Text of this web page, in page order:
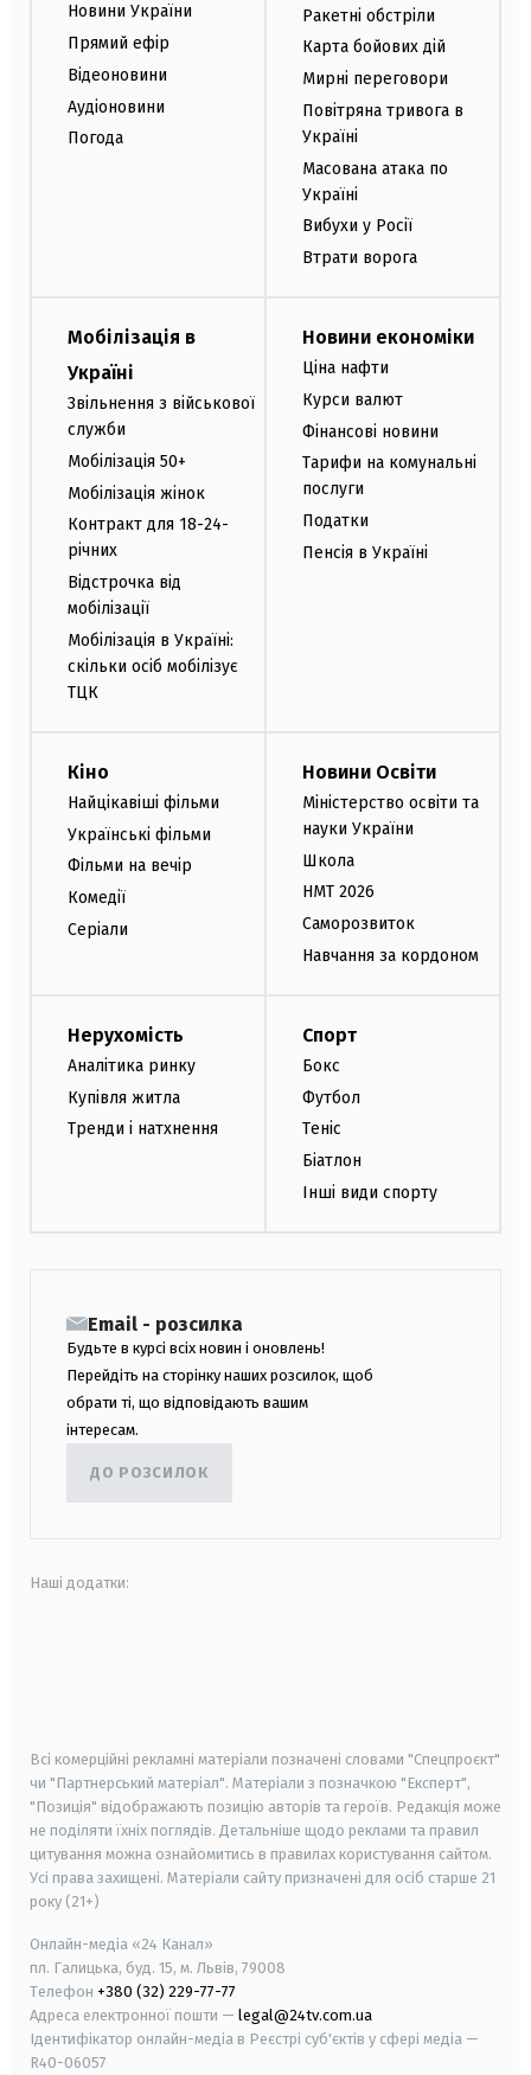
Новини України
Прямий ефір
Відеоновини
Аудіоновини
Погода
Ракетні обстріли
Карта бойових дій
Мирні переговори
Повітряна тривога в
Україні
Масована атака по
Україні
Вибухи у Росії
Втрати ворога
Мобілізація в
Україні
Звільнення з військової
служби
Мобілізація 50+
Мобілізація жінок
Контракт для 18-24-
річних
Відстрочка від
мобілізації
Мобілізація в Україні:
скільки осіб мобілізує
ТЦК
Новини економіки
Ціна нафти
Курси валют
Фінансові новини
Тарифи на комунальні
послуги
Податки
Пенсія в Україні
Кіно
Найцікавіші фільми
Українські фільми
Фільми на вечір
Комедії
Серіали
Новини Освіти
Міністерство освіти та
науки України
Школа
НМТ 2026
Саморозвиток
Навчання за кордоном
Нерухомість
Аналітика ринку
Купівля житла
Тренди і натхнення
Спорт
Бокс
Футбол
Теніс
Біатлон
Інші види спорту
Email - розсилка
Будьте в курсі всіх новин і оновлень!
Перейдіть на сторінку наших розсилок, щоб
обрати ті, що відповідають вашим
інтересам.
ДО РОЗСИЛОК
Наші додатки:
Всі комерційні рекламні матеріали позначені словами "Спецпроєкт"
чи "Партнерський матеріал". Матеріали з позначкою "Експерт",
"Позиція" відображають позицію авторів та героїв. Редакція може
не поділяти їхніх поглядів. Детальніше щодо реклами та правил
цитування можна ознайомитись в правилах користування сайтом.
Усі права захищені. Матеріали сайту призначені для осіб старше 21
року (21+)
Онлайн-медіа «24 Канал»
пл. Галицька, буд. 15, м. Львів, 79008
Телефон +380 (32) 229-77-77
Адреса електронної пошти — legal@24tv.com.ua
Ідентифікатор онлайн-медіа в Реєстрі суб'єктів у сфері медіа —
R40-06057